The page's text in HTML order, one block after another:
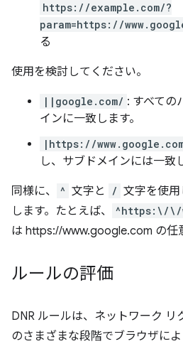
https://example.com/?
param=https://
る
使用を検討してください。
||google.com/ : すべての
インに一致します。
|https://
し、サブドメインには一致
同様に、 ^ 文字と / 文字を使
します。たとえば、
^https:\/\/
は https://www.google.com の任
ルールの評価
DNR ルールは、ネットワーク リ
のさまざまな段階でブラウザによ